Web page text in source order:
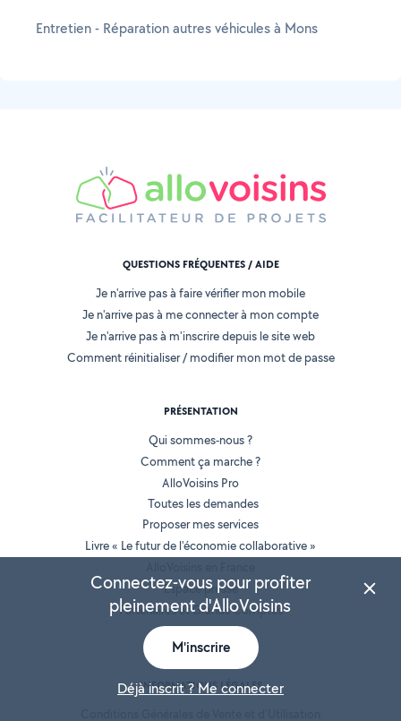
Entretien - Réparation autres véhicules à Mons
QUESTIONS FRÉQUENTES / AIDE
Je n'arrive pas à faire vérifier mon mobile
Je n'arrive pas à me connecter à mon compte
Je n'arrive pas à m'inscrire depuis le site web
Comment réinitialiser / modifier mon mot de passe
PRÉSENTATION
Qui sommes-nous ?
Comment ça marche ?
AlloVoisins Pro
Toutes les demandes
Proposer mes services
Livre « Le futur de l'économie collaborative »
Espace presse
Partenaires et Grands Comptes
Recrutement
INFORMATIONS LÉGALES
Connectez-vous pour profiter
pleinement d'AlloVoisins
M'inscrire
Déjà inscrit ? Me connecter